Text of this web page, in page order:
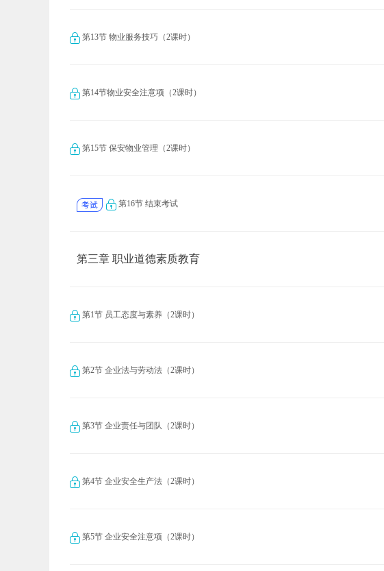
第13节 物业服务技巧（2课时）
第14节物业安全注意项（2课时）
第15节 保安物业管理（2课时）
第16节 结束考试
第三章 职业道德素质教育
第1节 员工态度与素养（2课时）
第2节 企业法与劳动法（2课时）
第3节 企业责任与团队（2课时）
第4节 企业安全生产法（2课时）
第5节 企业安全注意项（2课时）